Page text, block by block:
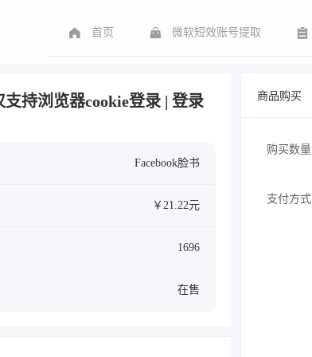
首页 微软短效账号提取
支持浏览器cookie登录 | 登录
Facebook脸书
￥21.22元
1696
在售
商品购买
购买数量
支付方式